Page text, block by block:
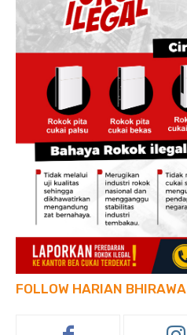
FOLLOW HARIAN BHIRAWA